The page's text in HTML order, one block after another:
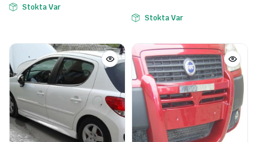
Stokta Var
Stokta Var